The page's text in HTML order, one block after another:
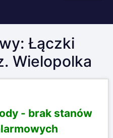
Łączki
Wielopolka
- brak stanów